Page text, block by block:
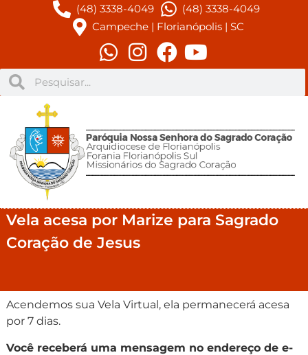
(48) 3338-4049
(48) 3338-4049
Campeche | Florianópolis | SC
Vela acesa por Marize para Sagrado
Coração de Jesus
Acendemos sua Vela Virtual, ela permanecerá acesa
por 7 dias.
Você receberá uma mensagem no endereço de e-